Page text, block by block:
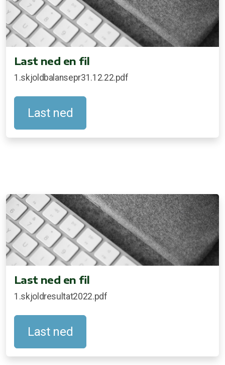
Last ned en fil
1.skjoldbalansepr31.12.22.pdf
Last ned
Last ned en fil
1.skjoldresultat2022.pdf
Last ned